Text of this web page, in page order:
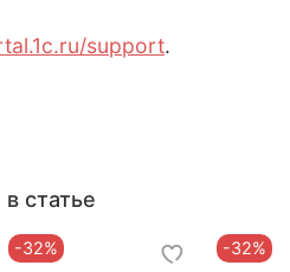
support.
статье
-32% -32%